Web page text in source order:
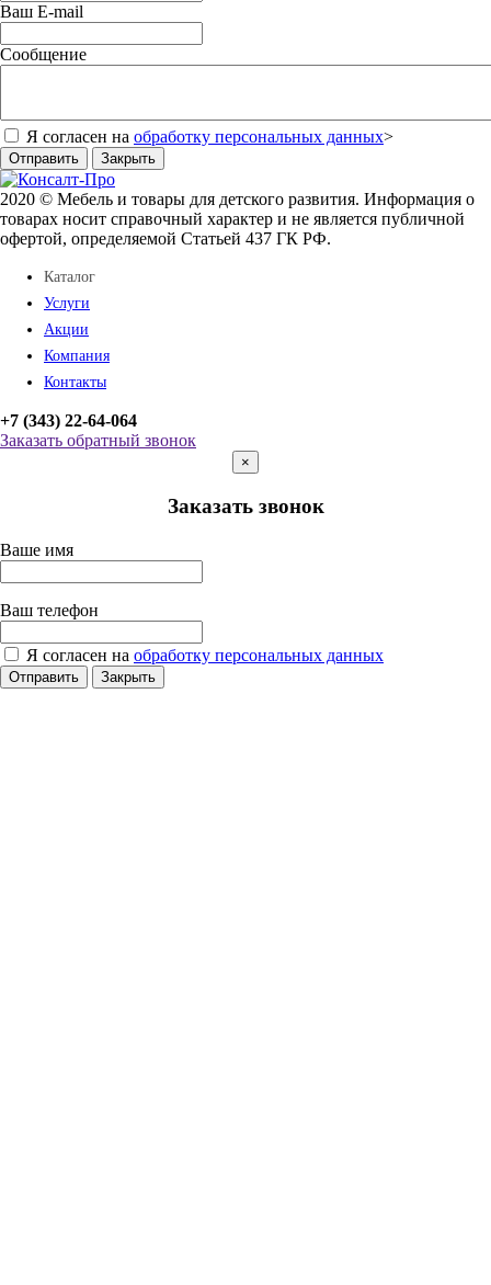
Ваш E-mail
Сообщение
Я согласен на обработку персональных данных>
Отправить Закрыть
2020 © Мебель и товары для детского развития. Информация о
товарах носит справочный характер и не является публичной
офертой, определяемой Статьей 437 ГК РФ.
Каталог
Услуги
Акции
Компания
Контакты
+7 (343) 22-64-064
Заказать обратный звонок
×
Заказать звонок
Ваше имя
Ваш телефон
Я согласен на обработку персональных данных
Отправить Закрыть